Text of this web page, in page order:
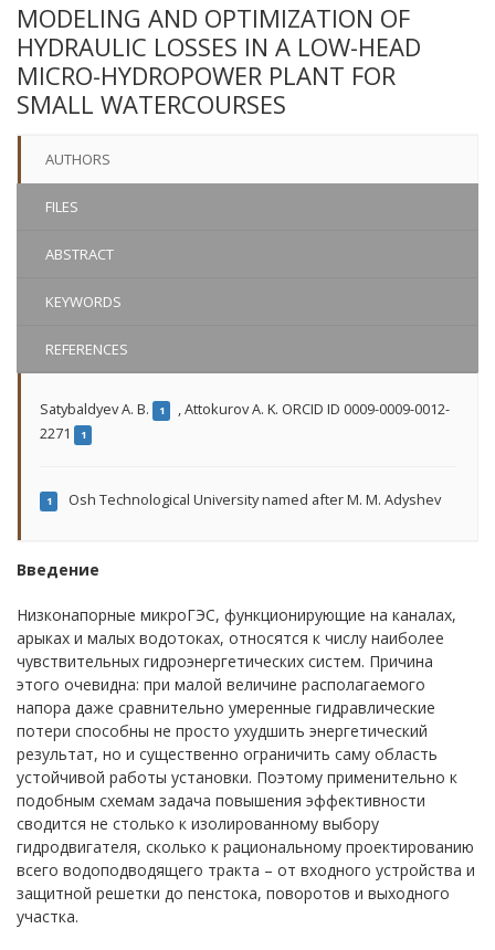
MODELING AND OPTIMIZATION OF
HYDRAULIC LOSSES IN A LOW-HEAD
MICRO-HYDROPOWER PLANT FOR
SMALL WATERCOURSES
AUTHORS
FILES
ABSTRACT
KEYWORDS
REFERENCES
Satybaldyev A. B. 1 ,Attokurov A. K. ORCID ID 0009-0009-0012-
2271
1
1 Osh Technological University named after M. M. Adyshev
Введение
Низконапорные микроГЭС, функционирующие на каналах,
арыках и малых водотоках, относятся к числу наиболее
чувствительных гидроэнергетических систем. Причина
этого очевидна: при малой величине располагаемого
напора даже сравнительно умеренные гидравлические
потери способны не просто ухудшить энергетический
результат, но и существенно ограничить саму область
устойчивой работы установки. Поэтому применительно к
подобным схемам задача повышения эффективности
сводится не столько к изолированному выбору
гидродвигателя, сколько к рациональному проектированию
всего водоподводящего тракта – от входного устройства и
защитной решетки до пенстока, поворотов и выходного
участка.